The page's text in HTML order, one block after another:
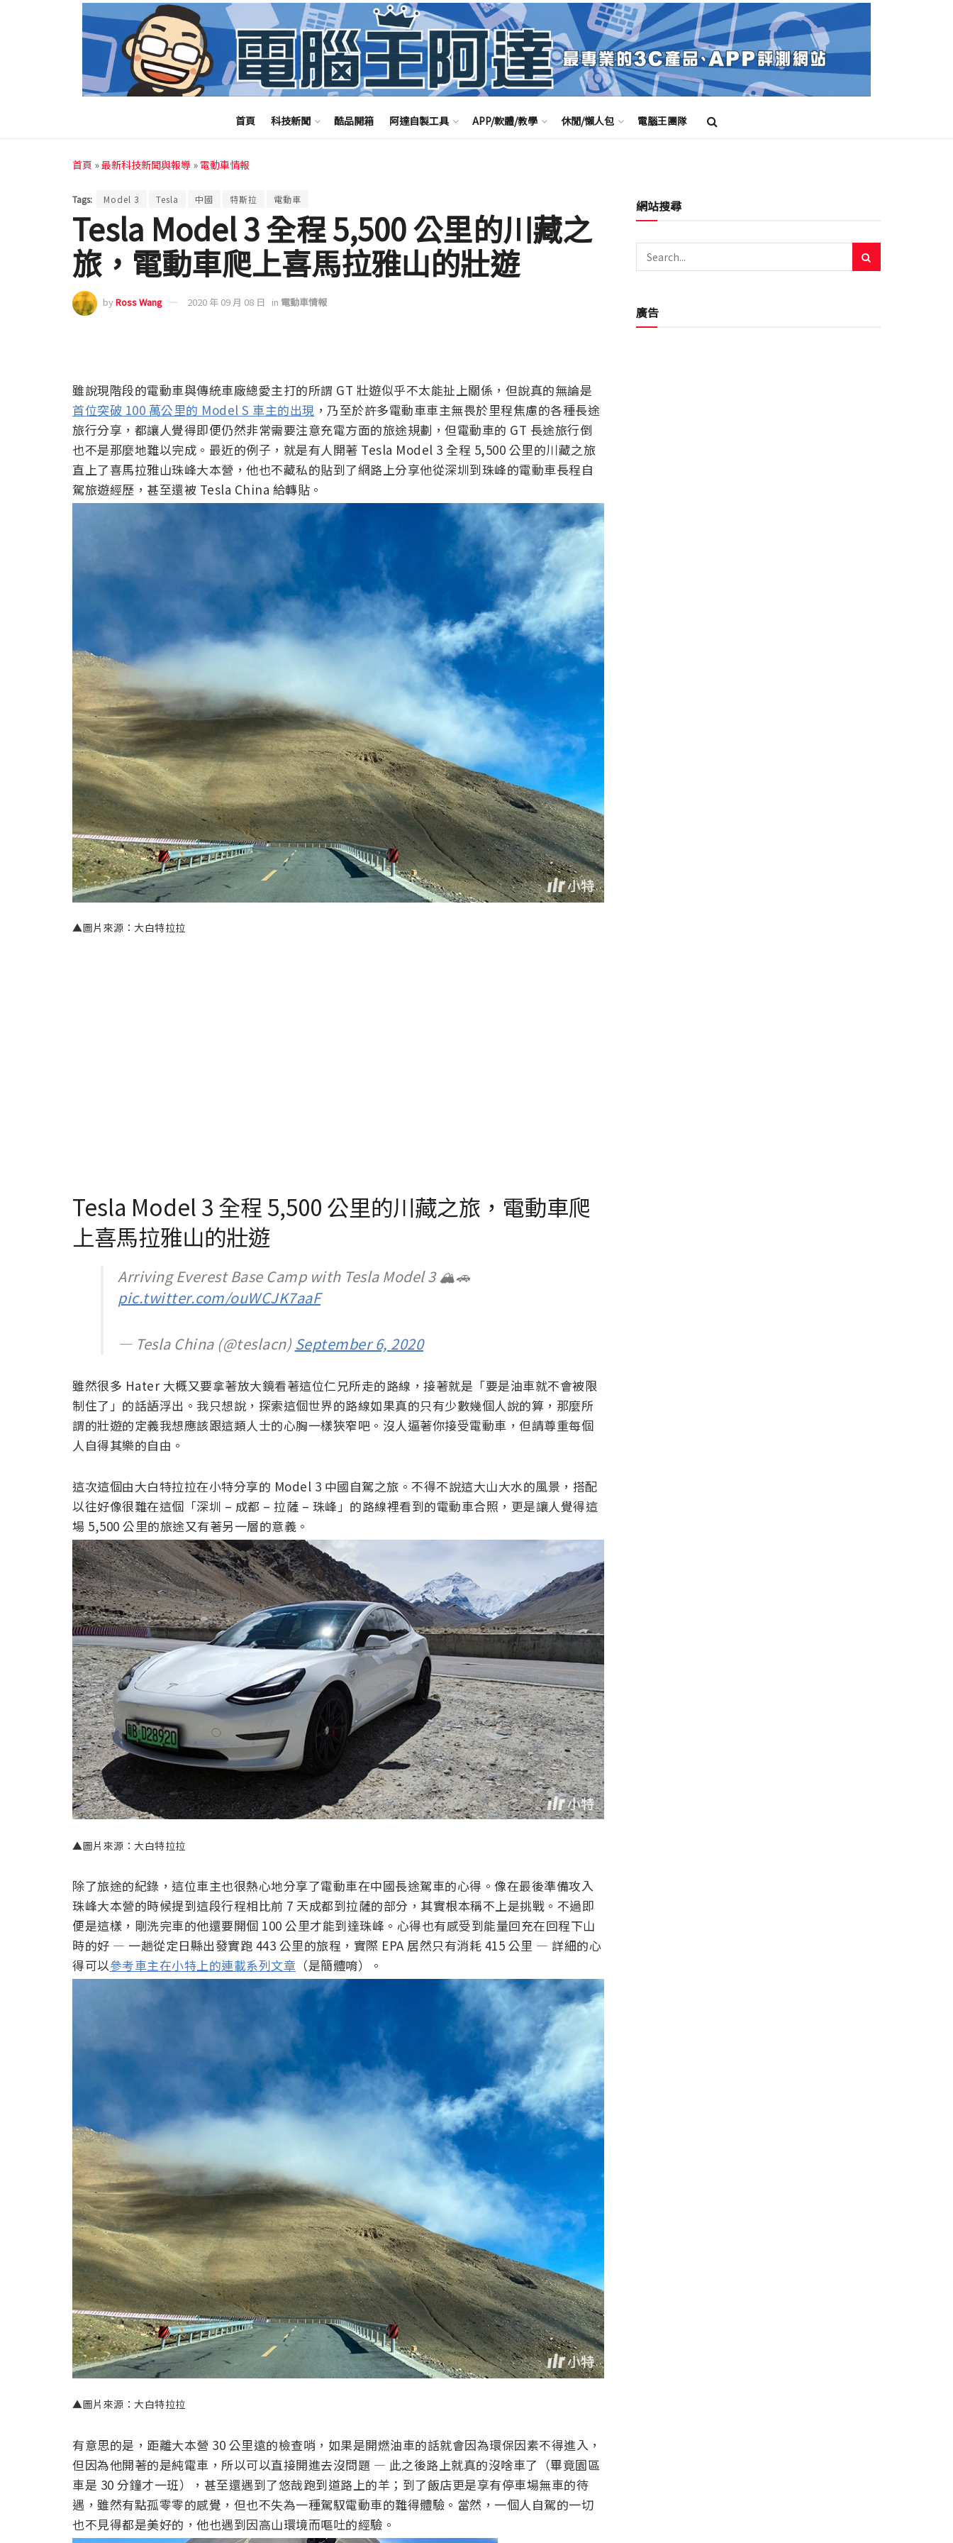
首頁 科技新聞 酷品開箱 阿達自製工具 APP/軟體/教學 休閒/懶人包 電腦王團隊
首頁 »最新科技新聞與報導 » 電動車情報
Tags: Model 3 Tesla 中國 特斯拉 電動車
Tesla Model 3 全程 5,500 公里的川藏之
旅，電動車爬上喜馬拉雅山的壯遊
byRoss Wang 2020 年 09 月 08 日 in 電動車情報
雖說現階段的電動車與傳統車廠總愛主打的所謂 GT 壯遊似乎不太能扯上關係，但說真的無論是
首位突破 100 萬公里的 Model S 車主的出現 ，乃至於許多電動車車主無畏於里程焦慮的各種長途
旅行分享，都讓人覺得即便仍然非常需要注意充電方面的旅途規劃，但電動車的 GT 長途旅行倒
也不是那麼地難以完成。最近的例子，就是有人開著 Tesla Model 3 全程 5,500 公里的川藏之旅
直上了喜馬拉雅山珠峰大本營，他也不藏私的貼到了網路上分享他從深圳到珠峰的電動車長程自
駕旅遊經歷，甚至還被 Tesla China 給轉貼。
▲圖片來源：大白特拉拉
Tesla Model 3 全程 5,500 公里的川藏之旅，電動車爬
上喜馬拉雅山的壯遊
Arriving Everest Base Camp with Tesla Model 3 🏔️🚗
pic.twitter.com/ouWCJK7aaF
— Tesla China (@teslacn) September 6, 2020
雖然很多 Hater 大概又要拿著放大鏡看著這位仁兄所走的路線，接著就是「要是油車就不會被限
制住了」的話語浮出。我只想說，探索這個世界的路線如果真的只有少數幾個人說的算，那麼所
謂的壯遊的定義我想應該跟這類人士的心胸一樣狹窄吧。沒人逼著你接受電動車，但請尊重每個
人自得其樂的自由。
這次這個由大白特拉拉在小特分享的 Model 3 中國自駕之旅。不得不說這大山大水的風景，搭配
以往好像很難在這個「深圳 – 成都 – 拉薩 – 珠峰」的路線裡看到的電動車合照，更是讓人覺得這
場 5,500 公里的旅途又有著另一層的意義。
▲圖片來源：大白特拉拉
除了旅途的紀錄，這位車主也很熱心地分享了電動車在中國長途駕車的心得。像在最後準備攻入
珠峰大本營的時候提到這段行程相比前 7 天成都到拉薩的部分，其實根本稱不上是挑戰。不過即
便是這樣，剛洗完車的他還要開個 100 公里才能到達珠峰。心得也有感受到能量回充在回程下山
時的好 — 一趟從定日縣出發實跑 443 公里的旅程，實際 EPA 居然只有消耗 415 公里 — 詳細的心
得可以參考車主在小特上的連載系列文章 （是簡體唷）。
▲圖片來源：大白特拉拉
有意思的是，距離大本營 30 公里遠的檢查哨，如果是開燃油車的話就會因為環保因素不得進入，
但因為他開著的是純電車，所以可以直接開進去沒問題 — 此之後路上就真的沒啥車了（畢竟園區
車是 30 分鐘才一班），甚至還遇到了悠哉跑到道路上的羊；到了飯店更是享有停車場無車的待
遇，雖然有點孤零零的感覺，但也不失為一種駕馭電動車的難得體驗。當然，一個人自駕的一切
也不見得都是美好的，他也遇到因高山環境而嘔吐的經驗。
網站搜尋
廣告